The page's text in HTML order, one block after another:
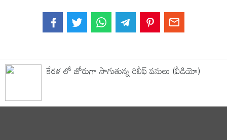
కేరళ లో జోరుగా సాగుతున్న రిలీఫ్ పనులు (వీడియో)